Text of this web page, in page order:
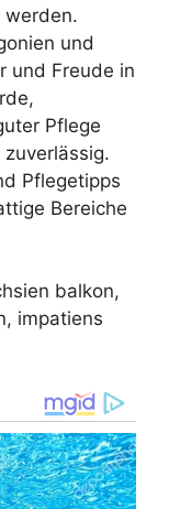
werden.
und
und Freude in
Pflege
Pflegetipps
Bereiche
balkon,
impatiens